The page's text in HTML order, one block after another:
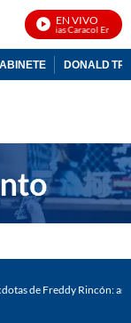
EN VIVO
Noticias Caracol En Vivo
DONALD
de Freddy Rincón: